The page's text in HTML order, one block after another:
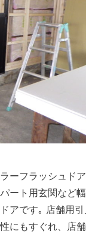
ーフラッシュドア
ート用玄関など
アです｡ 店舗用
にもすぐれ、店